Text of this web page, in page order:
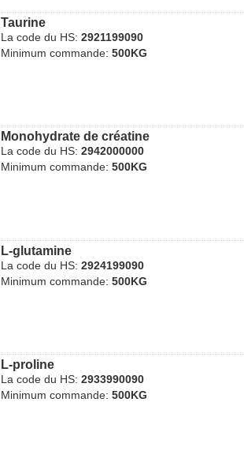
Taurine
La code du HS:2921199090
Minimum commande:500KG
Monohydrate de créatine
La code du HS:2942000000
Minimum commande:500KG
L-glutamine
La code du HS:2924199090
Minimum commande:500KG
L-proline
La code du HS:2933990090
Minimum commande:500KG